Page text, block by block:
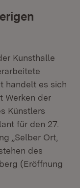
Kunsthalle
handelt es sich
Werken der
Künstlers
für den 27.
„Selber Ort,
des
(Eröffnung